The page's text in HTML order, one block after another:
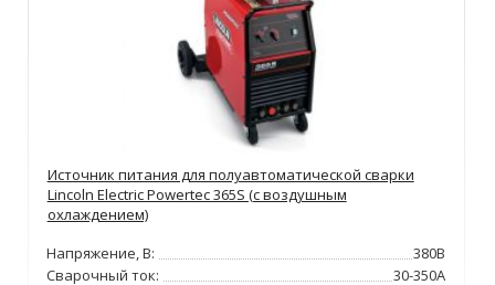
Источник питания для полуавтоматической сварки
Lincoln Electric Powertec 365S (с воздушным
охлаждением)
Напряжение, В:
380В
Сварочный ток:
30-350А